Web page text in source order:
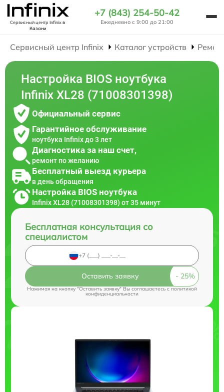
Сервисный центр Infinixв
Казани
+7 (843) 254-50-42
Ежедневно с 9:00 до 21:00
Сервисный центр Infinix Каталог устройств
Настройка BIOS ноутбука
Infinix XL28 (71008301398)
Официальный сервис
Гарантийное обслуживание
ноутбука Infinix до 3 лет
Диагностика за наш счет,
ремонт по желанию
Бесплатный выезд курьера
в день обращения
Настройка BIOS ноутбука
Infinix XL28 (71008301398) от 35 минут
Бесплатная консультация со
специалистом
Оставить заявку
Нажимая на кнопку "Оставить заявку" Вы соглашаетесь cполитикой
конфиденциальности